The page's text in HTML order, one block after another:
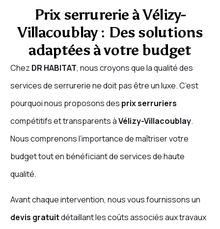
Prix serrurerie à Vélizy-
Villacoublay : Des solutions
adaptées à votre budget
Chez DR HABITAT, nous croyons que la qualité des
services de serrurerie ne doit pas être un luxe. C’est
pourquoi nous proposons des prix serruriers
compétitifs et transparents àVélizy-Villacoublay.
Nous comprenons l’importance de maîtriser votre
budget tout en bénéficiant de services de haute
qualité.
Avant chaque intervention, nous vous fournissons un
devis gratuitdétaillant les coûts associés aux travaux